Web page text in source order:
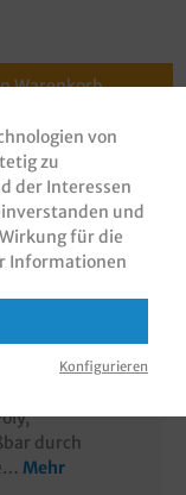
Warenkorb
hinzufügen
durch
Mehr
von
zu
der Interessen
und
für die
Informationen
Konfigurieren